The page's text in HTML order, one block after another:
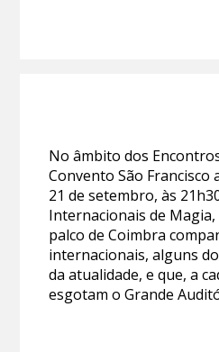
No âmbito dos
Convento São Francisco
21 de setembro, às
Internacionais de
palco de Coimbra
internacionais, alguns
da atualidade, e que, a
esgotam o Grande